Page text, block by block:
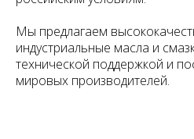
Мы предлагаем
индустриальные масла и
технической поддержкой и
мировых производителей.